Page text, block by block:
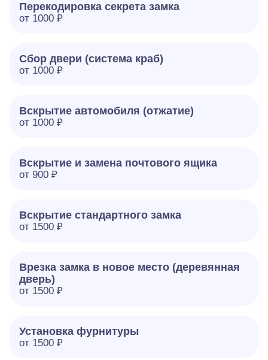
Перекодировка секрета замка
от 1000 ₽
Сбор двери (система краб)
от 1000 ₽
Вскрытие автомобиля (отжатие)
от 1000 ₽
Вскрытие и замена почтового ящика
от 900 ₽
Вскрытие стандартного замка
от 1500 ₽
Врезка замка в новое место (деревянная
дверь)
от 1500 ₽
Установка фурнитуры
от 1500 ₽